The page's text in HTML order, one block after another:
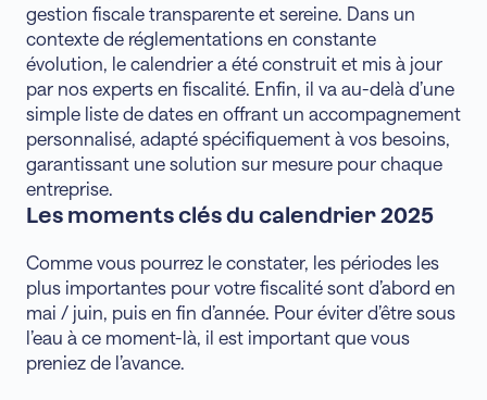
gestion fiscale transparente et sereine. Dans un
contexte de réglementations en constante
évolution, le calendrier a été construit et mis à jour
par nos experts en fiscalité. Enfin, il va au-delà d’une
simple liste de dates en offrant un accompagnement
personnalisé, adapté spécifiquement à vos besoins,
garantissant une solution sur mesure pour chaque
entreprise.
Les moments clés du calendrier 2025
Comme vous pourrez le constater, les périodes les
plus importantes pour votre fiscalité sont d’abord en
mai / juin, puis en fin d’année. Pour éviter d’être sous
l’eau à ce moment-là, il est important que vous
preniez de l’avance.